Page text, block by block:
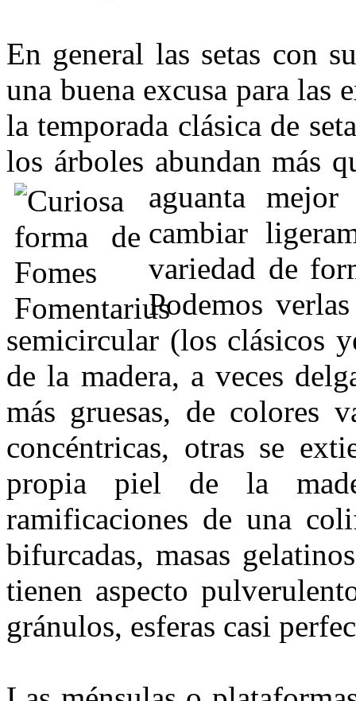
En general las setas con
una buena excusa para las
la temporada clásica de
los árboles abundan más
aguanta
cambiar
variedad de
Podemos
semicircular (los clási­cos
de la madera, a veces
más gruesas, de colores
concéntricas, otras se
propia piel de la
ramificaciones de una
bifurcadas, masas
tienen aspecto
gránulos, esferas casi